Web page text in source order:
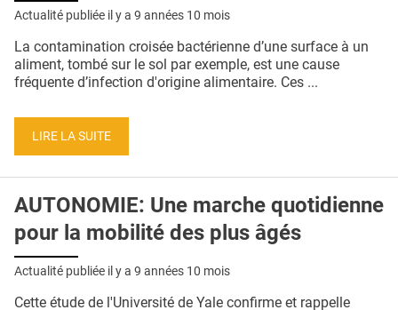
QUI SOMMES-NOUS ?
CONDITIONS GÉNÉRALES
CRÉDITS
Actualité publiée il y a 9 années 10 mois
La contamination croisée bactérienne d’une surface à un
aliment, tombé sur le sol par exemple, est une cause
fréquente d’infection d'origine alimentaire. Ces ...
LIRE LA SUITE
AUTONOMIE: Une marche quotidienne
pour la mobilité des plus âgés
Actualité publiée il y a 9 années 10 mois
Cette étude de l'Université de Yale confirme et rappelle